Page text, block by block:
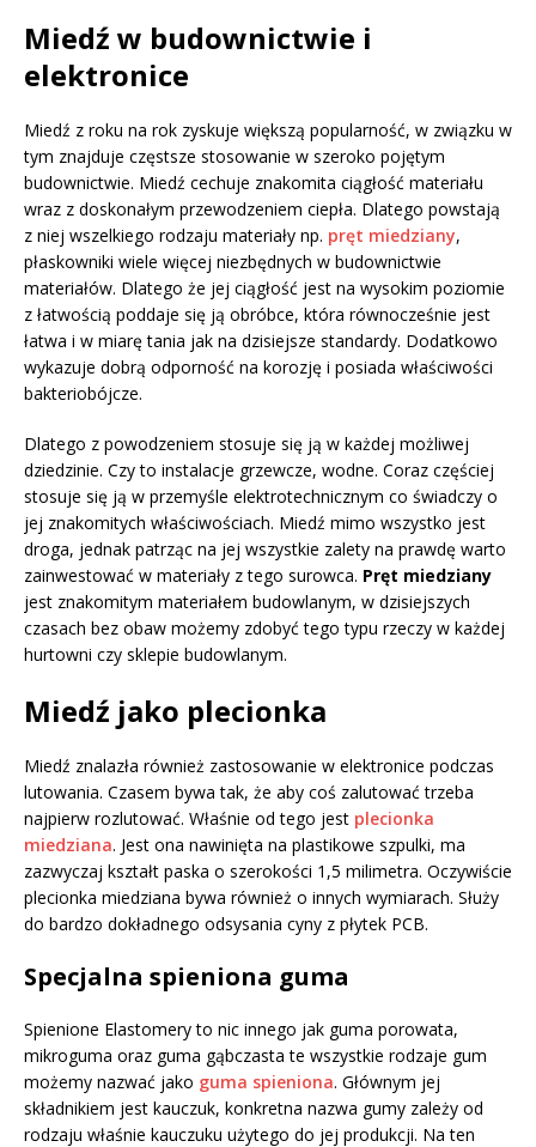
Miedź w budownictwie i
elektronice
Miedź z roku na rok zyskuje większą popularność, w związku w
tym znajduje częstsze stosowanie w szeroko pojętym
budownictwie. Miedź cechuje znakomita ciągłość materiału
wraz z doskonałym przewodzeniem ciepła. Dlatego powstają
z niej wszelkiego rodzaju materiały np. pręt miedziany,
płaskowniki wiele więcej niezbędnych w budownictwie
materiałów. Dlatego że jej ciągłość jest na wysokim poziomie
z łatwością poddaje się ją obróbce, która równocześnie jest
łatwa i w miarę tania jak na dzisiejsze standardy. Dodatkowo
wykazuje dobrą odporność na korozję i posiada właściwości
bakteriobójcze.
Dlatego z powodzeniem stosuje się ją w każdej możliwej
dziedzinie. Czy to instalacje grzewcze, wodne. Coraz częściej
stosuje się ją w przemyśle elektrotechnicznym co świadczy o
jej znakomitych właściwościach. Miedź mimo wszystko jest
droga, jednak patrząc na jej wszystkie zalety na prawdę warto
zainwestować w materiały z tego surowca. Pręt miedziany
jest znakomitym materiałem budowlanym, w dzisiejszych
czasach bez obaw możemy zdobyć tego typu rzeczy w każdej
hurtowni czy sklepie budowlanym.
Miedź jako plecionka
Miedź znalazła również zastosowanie w elektronice podczas
lutowania. Czasem bywa tak, że aby coś zalutować trzeba
najpierw rozlutować. Właśnie od tego jest plecionka
miedziana. Jest ona nawinięta na plastikowe szpulki, ma
zazwyczaj kształt paska o szerokości 1,5 milimetra. Oczywiście
plecionka miedziana bywa również o innych wymiarach. Służy
do bardzo dokładnego odsysania cyny z płytek PCB.
Specjalna spieniona guma
Spienione Elastomery to nic innego jak guma porowata,
mikroguma oraz guma gąbczasta te wszystkie rodzaje gum
możemy nazwać jako guma spieniona. Głównym jej
składnikiem jest kauczuk, konkretna nazwa gumy zależy od
rodzaju właśnie kauczuku użytego do jej produkcji. Na ten